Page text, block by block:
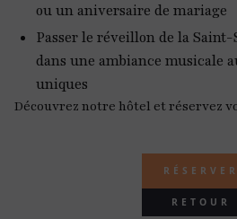
ou un aniversaire de mariage
Passer le réveillon de la
dans une ambiance musicale
uniques
Découvrez notre hôtel et réservez
RÉSERVER
RETOUR